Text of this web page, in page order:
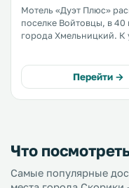
Мотель «Дуэт Плюс»
поселке Войтовцы, в 40
города Хмельницкий. К услугам
бесплатный Wi-Fi на всей
территории. При мотеле
обустроена бесплатная
Перейти →
Что
Самые популярные